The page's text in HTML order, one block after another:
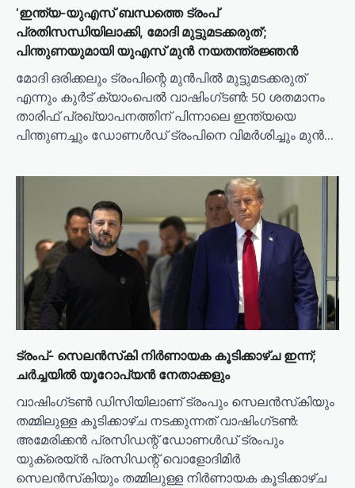
‘ഇന്ത്യ-യുഎസ് ബന്ധത്തെ ട്രംപ്
പ്രതിസന്ധിയിലാക്കി, മോദി മുട്ടുമടക്കരുത്’;
പിന്തുണയുമായി യുഎസ് മുൻ നയതന്ത്രജ്ഞൻ
മോദി ഒരിക്കലും ട്രംപിന്റെ മുൻപിൽ മുട്ടുമടക്കരുത്
എന്നും കുർട് ക്യാംപെൽ വാഷിംഗ്‌ടൺ: 50 ശതമാനം
താരിഫ് പ്രഖ്യാപനത്തിന് പിന്നാലെ ഇന്ത്യയെ
പിന്തുണച്ചും ഡോണൾഡ്‌ ട്രംപിനെ വിമർശിച്ചും മുൻ…
ട്രംപ്- സെലൻസ്‌കി നിർണായക കൂടിക്കാഴ്ച ഇന്ന്;
ചർച്ചയിൽ യൂറോപ്യൻ നേതാക്കളും
വാഷിംഗ്ടണ്‍ ഡിസിയിലാണ് ട്രംപും സെലന്‍സ്‌കിയും
തമ്മിലുള്ള കൂടിക്കാഴ്ച നടക്കുന്നത് വാഷിംഗ്ടണ്‍:
അമേരിക്കന്‍ പ്രസിഡന്റ് ഡോണള്‍ഡ് ട്രംപും
യുക്രെയ്ൻ പ്രസിഡന്റ് വൊളോദിമിര്‍
സെലന്‍സ്‌കിയും തമ്മിലുള്ള നിര്‍ണായക കൂടിക്കാഴ്ച